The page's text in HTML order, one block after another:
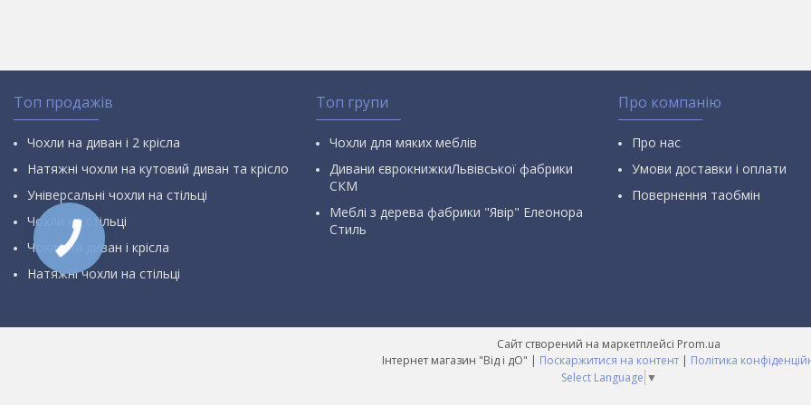
Топ продажів
Чохли на диван і 2 крісла
Натяжні чохли на кутовий диван та крісло
Універсальні чохли на стільці
Чохли на стільці
Чохли на диван і крісла
Натяжні чохли на стільці
Топ групи
Чохли для мяких меблів
Дивани єврокнижкиЛьвівської фабрики
СКМ
Меблі з дерева фабрики "Явір" Елеонора
Стиль
Про компанію
Про нас
Умови доставки і оплати
Повернення таобмін
Сайт створений на маркетплейсі Prom.ua
Інтернет магазин "Від і дО" | Поскаржитися на контент | Політика
Select Language ▼